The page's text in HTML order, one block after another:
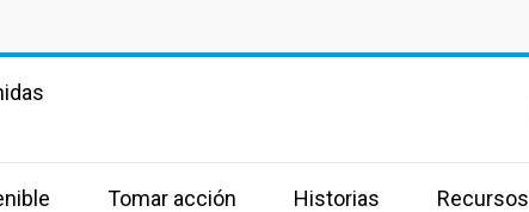
Tomar acción Historias Recursos